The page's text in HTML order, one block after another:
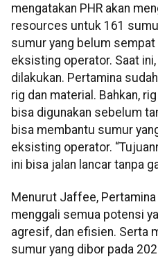
mengatakan PHR akan
resources untuk 161
sumur yang belum
eksisting operator. Saat
dilakukan. Pertamina
rig dan material. Bahkan,
bisa digunakan sebelum
bisa membantu sumur
eksisting operator.
ini bisa jalan lancar tanpa
Menurut Jaffee,
menggali semua potensi
agresif, dan efisien. Serta
sumur yang dibor pada